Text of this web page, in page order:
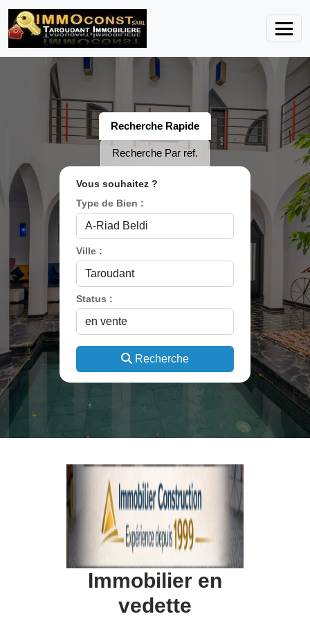
Recherche Rapide
Recherche Par ref.
Vous souhaitez ?
Type de Bien :
Ville :
Status :
Recherche
Immobilier en
vedette